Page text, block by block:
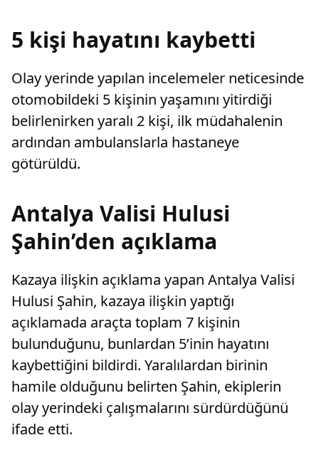
5 kişi hayatını kaybetti
Olay yerinde yapılan incelemeler neticesinde
otomobildeki 5 kişinin yaşamını yitirdiği
belirlenirken yaralı 2 kişi, ilk müdahalenin
ardından ambulanslarla hastaneye
götürüldü.
Antalya Valisi Hulusi
Şahin’den açıklama
Kazaya ilişkin açıklama yapan Antalya Valisi
Hulusi Şahin, kazaya ilişkin yaptığı
açıklamada araçta toplam 7 kişinin
bulunduğunu, bunlardan 5’inin hayatını
kaybettiğini bildirdi. Yaralılardan birinin
hamile olduğunu belirten Şahin, ekiplerin
olay yerindeki çalışmalarını sürdürdüğünü
ifade etti.